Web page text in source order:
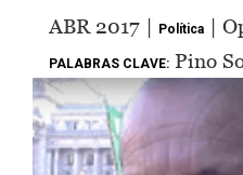
Perón"
ABR 2017 | Política |
PALABRAS CLAVE: Pino